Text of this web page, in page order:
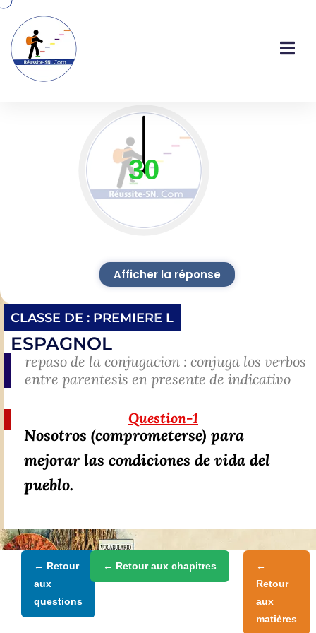
QUESTION-1
30
Afficher la réponse
CLASSE DE : PREMIERE L
ESPAGNOL
repaso de la conjugacion : conjuga los verbos
entre parentesis en presente de indicativo
Question-1
Nosotros (comprometerse) para
mejorar las condiciones de vida del
pueblo.
← Retour
aux
questions
← Retour aux chapitres
←
Retour
aux
matières